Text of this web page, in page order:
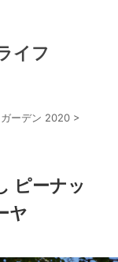
イフ
ーデン 2020 >
ピーナッ
ヤ